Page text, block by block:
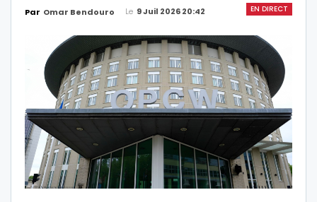
EN DIRECT
Par Omar Bendouro Le 9 Juil 2026 20:42